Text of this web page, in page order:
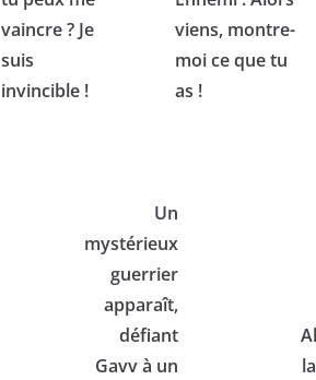
vaincre ? Je
suis
invincible !
viens, montre-
moi ce que tu
as !
Un
mystérieux
guerrier
apparaît,
défiant
Gavv à un